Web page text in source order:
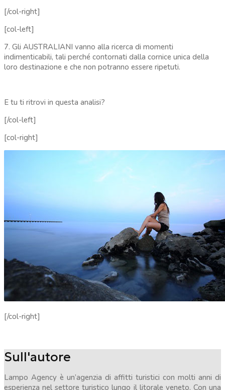
[/col-right]
[col-left]
7. Gli AUSTRALIANI vanno alla ricerca di momenti
indimenticabili, tali perché contornati dalla cornice unica della
loro destinazione e che non potranno essere ripetuti.
E tu ti ritrovi in questa analisi?
[/col-left]
[col-right]
[/col-right]
Sull'autore
Lampo Agency è un’agenzia di affitti turistici con molti anni di
esperienza nel settore turistico lungo il litorale veneto. Con una